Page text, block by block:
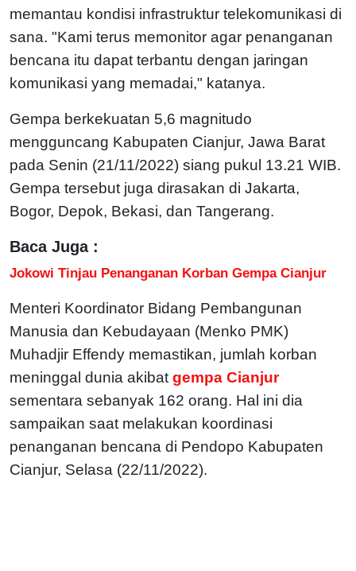
memantau kondisi infrastruktur telekomunikasi di
sana. "Kami terus memonitor agar penanganan
bencana itu dapat terbantu dengan jaringan
komunikasi yang memadai," katanya.
Gempa berkekuatan 5,6 magnitudo
mengguncang Kabupaten Cianjur, Jawa Barat
pada Senin (21/11/2022) siang pukul 13.21 WIB.
Gempa tersebut juga dirasakan di Jakarta,
Bogor, Depok, Bekasi, dan Tangerang.
Baca Juga :
Jokowi Tinjau Penanganan Korban Gempa Cianjur
Menteri Koordinator Bidang Pembangunan
Manusia dan Kebudayaan (Menko PMK)
Muhadjir Effendy memastikan, jumlah korban
meninggal dunia akibat gempa Cianjur
sementara sebanyak 162 orang. Hal ini dia
sampaikan saat melakukan koordinasi
penanganan bencana di Pendopo Kabupaten
Cianjur, Selasa (22/11/2022).